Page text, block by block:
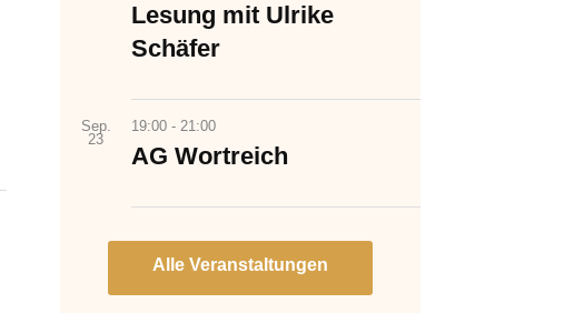
Lesung mit Ulrike
Schäfer
Sep.
23
19:00 - 21:00
AG Wortreich